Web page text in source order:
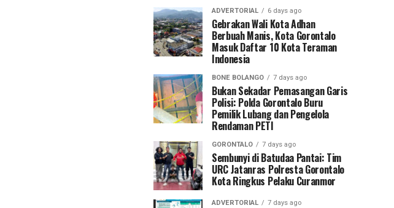
ADVERTORIAL 6 days ago
Gebrakan Wali Kota Adhan
Berbuah Manis, Kota Gorontalo
Masuk Daftar 10 Kota Teraman
Indonesia
BONE BOLANGO 7 days ago
Bukan Sekadar Pemasangan Garis
Polisi: Polda Gorontalo Buru
Pemilik Lubang dan Pengelola
Rendaman PETI
GORONTALO 7 days ago
Sembunyi di Batudaa Pantai: Tim
URC Jatanras Polresta Gorontalo
Kota Ringkus Pelaku Curanmor
ADVERTORIAL 7 days ago